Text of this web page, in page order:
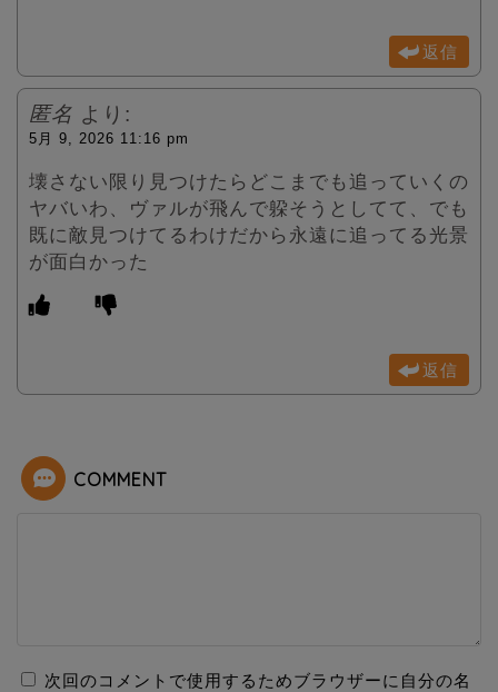
返信
匿名 より:
5月 9, 2026 11:16 pm
壊さない限り見つけたらどこまでも追っていくの
ヤバいわ、ヴァルが飛んで躱そうとしてて、でも
既に敵見つけてるわけだから永遠に追ってる光景
が面白かった
返信
COMMENT
次回のコメントで使用するためブラウザーに自分の名